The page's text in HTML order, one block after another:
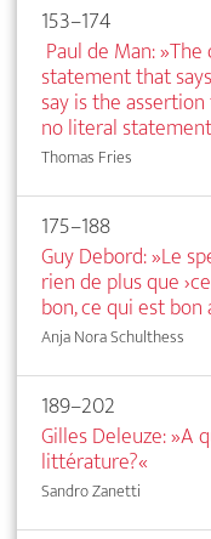
153–174
Paul de Man:
statement that
say is the
no literal
Thomas Fries
175–188
Guy Debord: »Le
rien de plus que
bon, ce qui est bon
Anja Nora Schulthess
189–202
Gilles Deleuze: »A
littérature?«
Sandro Zanetti